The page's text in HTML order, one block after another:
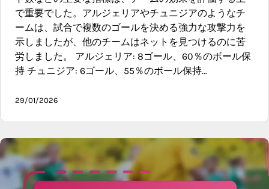
で重要でした。アルジェリアやチュニジアのようなチ
ームは、試合で複数のゴールを決める強力な攻撃力を
示しましたが、他のチームはネットを見つけるのに苦
労しました。 アルジェリア: 8ゴール、60％のボール保
持 チュニジア: 6ゴール、55％のボール保持…
29/01/2026